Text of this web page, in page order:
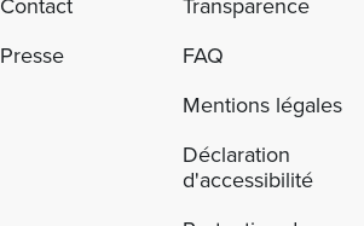
Presse
FAQ
Mentions légales
Déclaration
d'accessibilité